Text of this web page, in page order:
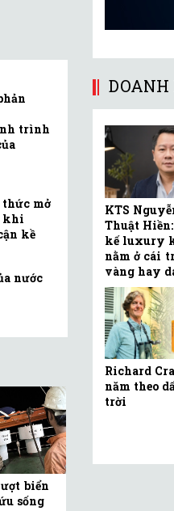
trình
mở
khi
kề
nước
biển
sống
KTS
Thuật
kế luxury
nằm ở cái
vàng hay
Richard
năm theo
trời